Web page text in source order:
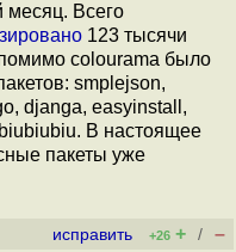
месяц. Всего
123 тысячи
colourama было
smplejson,
djanga, easyinstall,
В настоящее
пакеты уже
исправить +26 + / –